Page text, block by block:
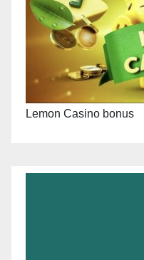
Lemon Casino bonus